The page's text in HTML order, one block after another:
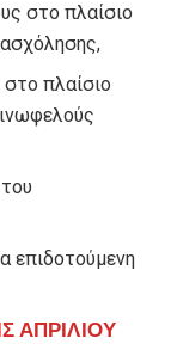
στο πλαίσιο
πλαίσιο
επιδοτούμενη
ΑΠΡΙΛΙΟΥ